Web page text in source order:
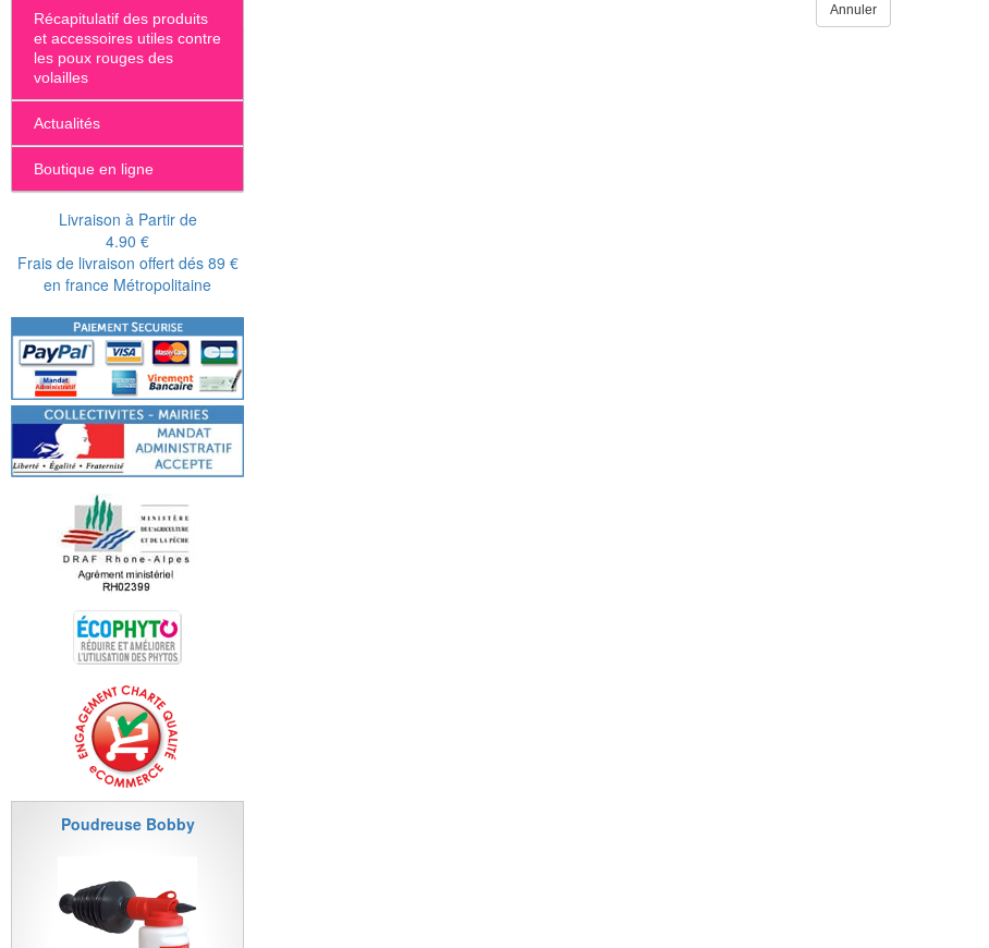
Récapitulatif des produits
et accessoires utiles contre
les poux rouges des
volailles
Actualités
Boutique en ligne
Livraison à Partir de
4.90 €
Frais de livraison offert dés 89 €
en france Métropolitaine
Poudreuse Bobby
Annuler